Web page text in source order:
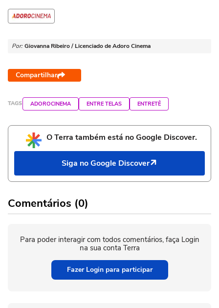
Por: Giovanna Ribeiro / Licenciado de Adoro Cinema
Compartilhar
TAGS ADOROCINEMA ENTRE TELAS ENTRETÊ
O Terra também está no Google Discover.
Siga no Google Discover
Comentários (0)
Para poder interagir com todos comentários, faça Login
na sua conta Terra
Fazer Login para participar